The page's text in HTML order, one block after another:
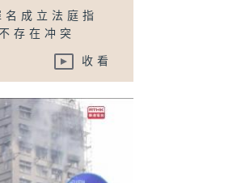
成立法庭指
存在冲突
收看